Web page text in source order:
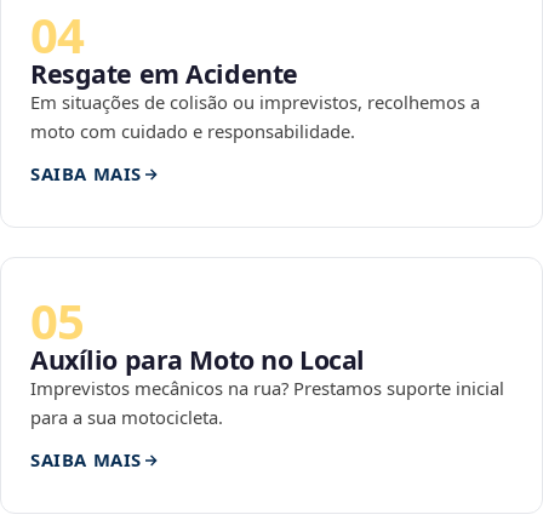
04
Resgate em Acidente
Em situações de colisão ou imprevistos, recolhemos a
moto com cuidado e responsabilidade.
SAIBA MAIS
05
Auxílio para Moto no Local
Imprevistos mecânicos na rua? Prestamos suporte inicial
para a sua motocicleta.
SAIBA MAIS